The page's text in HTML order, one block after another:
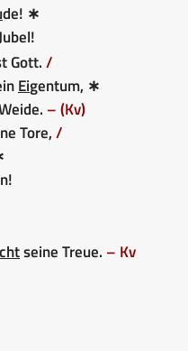
de! ∗
Gott./
Eigentum, ∗
– (Kv)
Tore,/
seine Treue. – Kv